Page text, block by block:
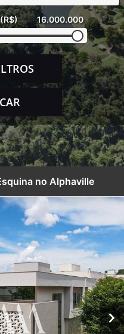
16.000.000
no Alphaville